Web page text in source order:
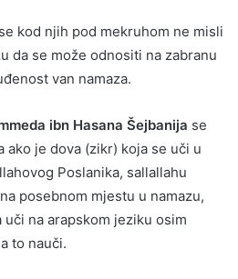
kod njih pod mekruhom ne misli
da se može odnositi na zabranu
van namaza.
ibn Hasana Šejbanija se
ako je dova (zikr) koja se uči u
Poslanika, sallallahu
posebnom mjestu u namazu,
na arapskom jeziku osim
to nauči.